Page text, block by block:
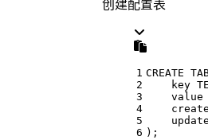
创建配置表
1
2
3
4
5
6
CREATE
key
value
);